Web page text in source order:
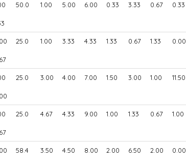
50.0 1.00 5.00 6.00 0.33 3.33 0.67 0.33
25.0 1.00 3.33 4.33 1.33 0.67 1.33 0.00
25.0 3.00 4.00 7.00 1.50 3.00 1.00 11.50
25.0 4.67 4.33 9.00 1.00 1.33 0.67 1.00
58.4 3.50 4.50 8.00 2.00 6.50 2.00 0.00